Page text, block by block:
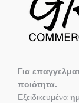
Για
ποιότητα.
Εξειδικευμένα